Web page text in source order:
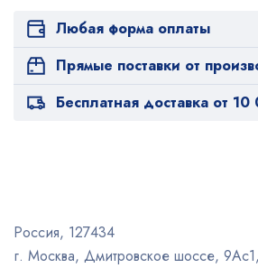
Любая форма оплаты
Прямые поставки от
Бесплатная доставка от
Россия, 127434
г. Москва, Дмитровское шоссе,